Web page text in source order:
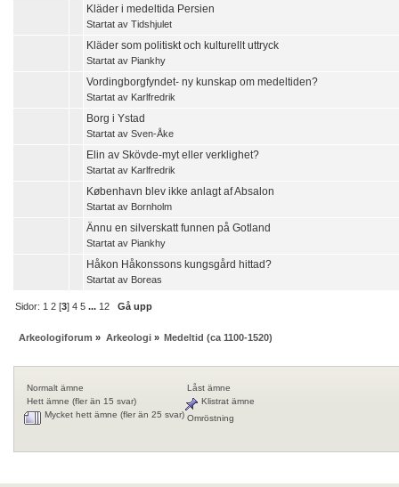
Kläder i medeltida Persien
Startat av Tidshjulet
Kläder som politiskt och kulturellt uttryck
Startat av Piankhy
Vordingborgfyndet- ny kunskap om medeltiden?
Startat av Karlfredrik
Borg i Ystad
Startat av Sven-Åke
Elin av Skövde-myt eller verklighet?
Startat av Karlfredrik
København blev ikke anlagt af Absalon
Startat av Bornholm
Ännu en silverskatt funnen på Gotland
Startat av Piankhy
Håkon Håkonssons kungsgård hittad?
Startat av Boreas
Sidor: 1 2 [3]4 5 ... 12 Gå upp
Arkeologiforum » Arkeologi» Medeltid (ca 1100-1520)
Normalt ämne
Hett ämne (fler än 15 svar)
Mycket hett ämne (fler än 25 svar)
Låst ämne
Klistrat ämne
Omröstning